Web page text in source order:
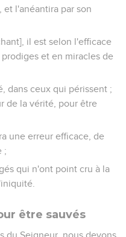
et l'anéantira par son
il est selon l'efficace
et en miracles de
dans ceux qui périssent ;
de la vérité, pour être
une erreur efficace, de
;
qui n'ont point cru à la
être sauvés
du Seigneur, nous devons